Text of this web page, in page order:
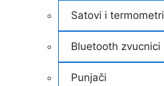
Satovi i termometri
Bluetooth zvucnici
Punjači